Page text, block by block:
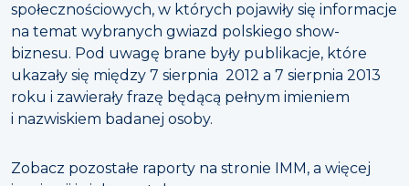
społecznościowych, w których pojawiły się informacje
na temat wybranych gwiazd polskiego show-
biznesu. Pod uwagę brane były publikacje, które
ukazały się między 7 sierpnia 2012 a 7 sierpnia 2013
roku i zawierały frazę będącą pełnym imieniem
i nazwiskiem badanej osoby.
Zobacz pozostałe raporty na stronie IMM, a więcej